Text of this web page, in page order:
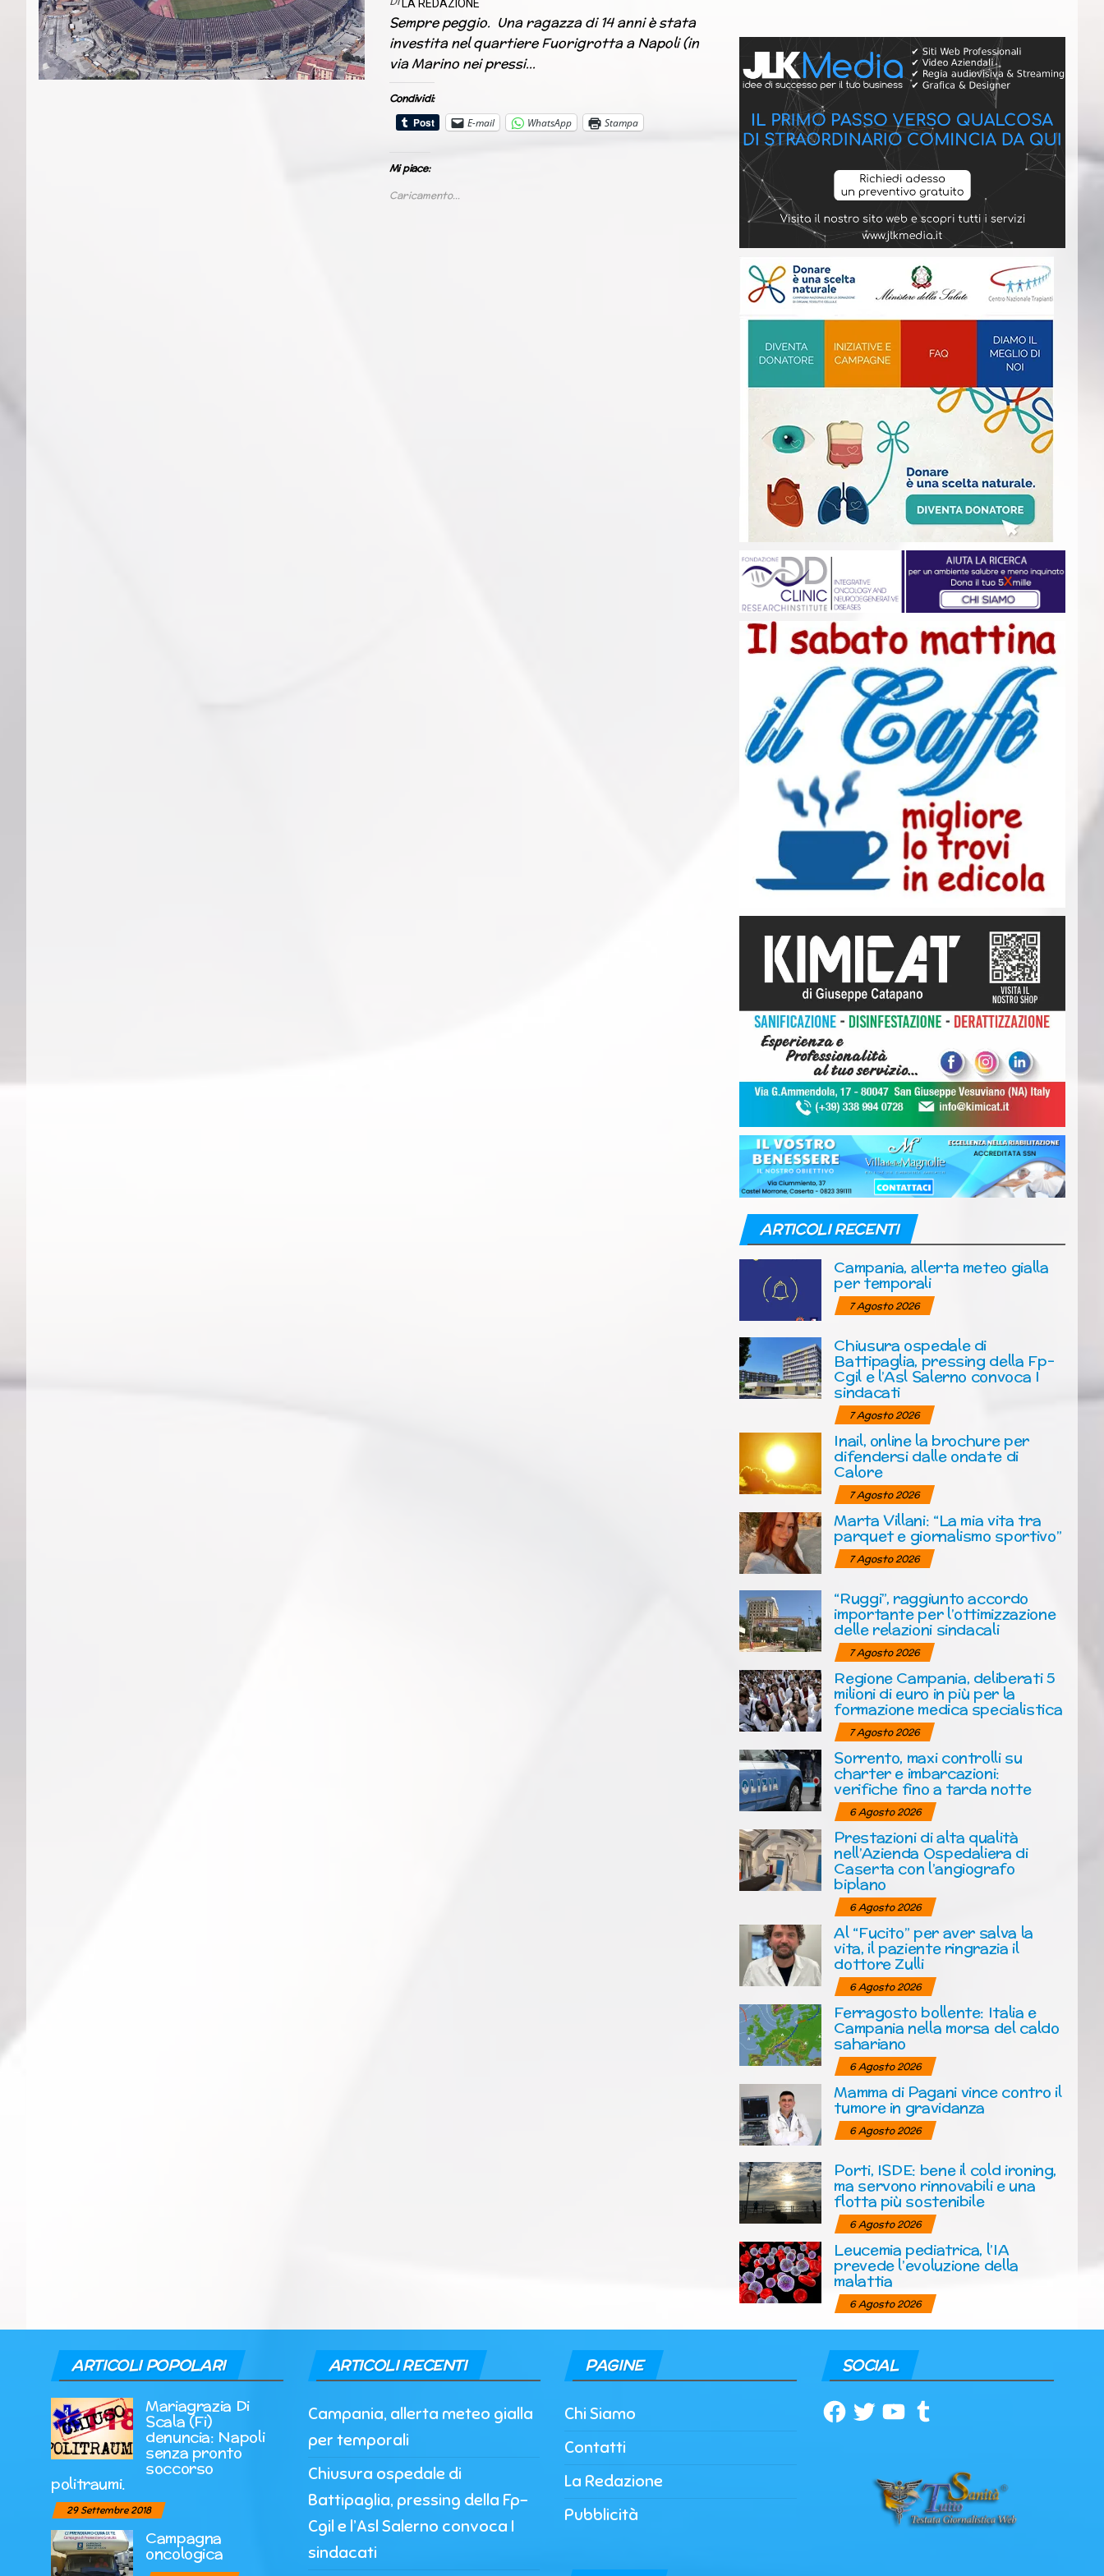
LA REDAZIONE
Sempre peggio. Una ragazza di 14 anni è stata
investita nel quartiere Fuorigrotta a Napoli (in
via Marino nei pressi…
Condividi:
E-mail
WhatsApp Stampa
Mi piace:
Caricamento...
ARTICOLI RECENTI
Campania, allerta meteo gialla
per temporali
7 Agosto 2026
Chiusura ospedale di
Battipaglia, pressing della Fp-
Cgil e l’Asl Salerno convoca I
sindacati
7 Agosto 2026
Inail, online la brochure per
difendersi dalle ondate di
Calore
7 Agosto 2026
Marta Villani: “La mia vita tra
parquet e giornalismo sportivo”
7 Agosto 2026
“Ruggi”, raggiunto accordo
importante per l’ottimizzazione
delle relazioni sindacali
7 Agosto 2026
Regione Campania, deliberati 5
milioni di euro in più per la
formazione medica specialistica
7 Agosto 2026
Sorrento, maxi controlli su
charter e imbarcazioni:
verifiche fino a tarda notte
6 Agosto 2026
Prestazioni di alta qualità
nell’Azienda Ospedaliera di
Caserta con l’angiografo
biplano
6 Agosto 2026
Al “Fucito” per aver salva la
vita, il paziente ringrazia il
dottore Zulli
6 Agosto 2026
Ferragosto bollente: Italia e
Campania nella morsa del caldo
sahariano
6 Agosto 2026
Mamma di Pagani vince contro il
tumore in gravidanza
6 Agosto 2026
Porti, ISDE: bene il cold ironing,
ma servono rinnovabili e una
flotta più sostenibile
6 Agosto 2026
Leucemia pediatrica, l’IA
prevede l’evoluzione della
malattia
6 Agosto 2026
ARTICOLI POPOLARI
Mariagrazia Di
Scala (Fi)
denuncia: Napoli
senza pronto
soccorso
politraumi.
29 Settembre 2018
Campagna
oncologica
ARTICOLI RECENTI
Campania, allerta meteo gialla
per temporali
Chiusura ospedale di
Battipaglia, pressing della Fp-
Cgil e l’Asl Salerno convoca I
sindacati
PAGINE
Chi Siamo
Contatti
La Redazione
Pubblicità
SOCIAL
Facebook
TwitterYouTubeTumblr